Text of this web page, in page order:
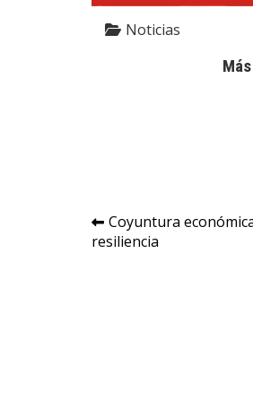
Noticias
Navegación
de
Coyuntura
resiliencia